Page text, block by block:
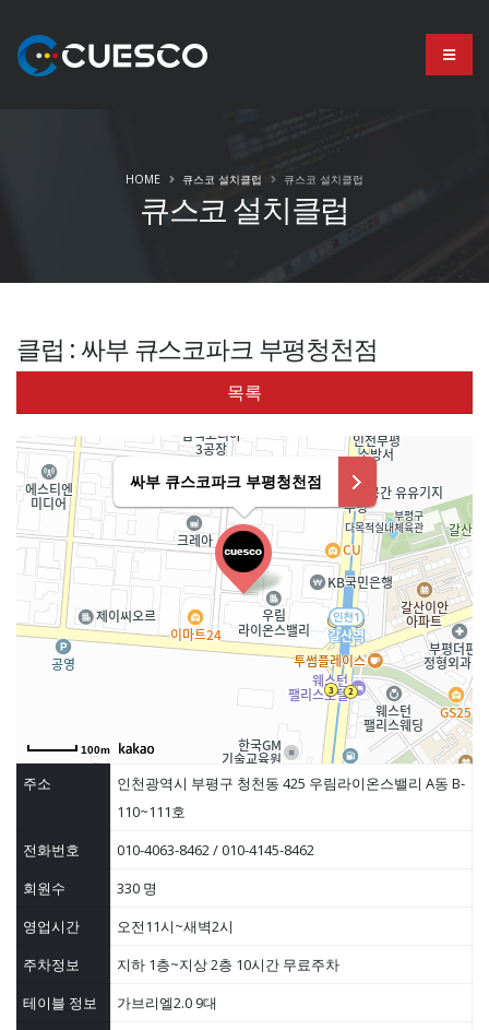
큐스코 설치클럽
HOME 큐스코 설치클럽 큐스코 설치클럽
클럽 : 싸부 큐스코파크 부평청천점
목록
싸부 큐스코파크 부평청천점
100m
주소
인천광역시 부평구 청천동 425 우림라이온스밸리 A동 B-
110~111호
전화번호
010-4063-8462 / 010-4145-8462
회원수
330 명
영업시간
오전11시~새벽2시
주차정보
지하 1층~지상 2층 10시간 무료주차
테이블 정보
가브리엘2.0 9대